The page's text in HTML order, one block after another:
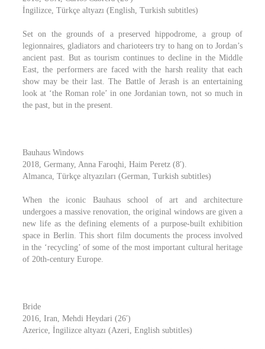
İngilizce, Türkçe altyazı (English, Turkish subtitles)
Set on the grounds of a preserved hippodrome, a group of
legionnaires, gladiators and charioteers try to hang on to Jordan’s
ancient past. But as tourism continues to decline in the Middle
East, the performers are faced with the harsh reality that each
show may be their last. The Battle of Jerash is an entertaining
look at ‘the Roman role’ in one Jordanian town, not so much in
the past, but in the present.
Bauhaus Windows
2018, Germany, Anna Faroqhi, Haim Peretz (8′).
Almanca, Türkçe altyazıları (German, Turkish subtitles)
When the iconic Bauhaus school of art and architecture
undergoes a massive renovation, the original windows are given a
new life as the defining elements of a purpose-built exhibition
space in Berlin. This short film documents the process involved
in the ‘recycling’ of some of the most important cultural heritage
of 20th-century Europe.
Bride
2016, Iran, Mehdi Heydari (26′)
Azerice, İngilizce altyazı (Azeri, English subtitles)